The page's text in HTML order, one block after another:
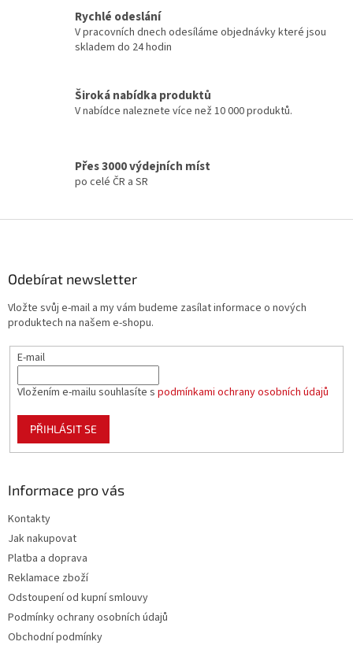
c
í
k
y
p
i
n
Rychlé odeslání
V pracovních dnech odesíláme objednávky které jsou
skladem do 24 hodin
Široká nabídka produktů
V nabídce naleznete více než 10 000 produktů.
Přes 3000 výdejních míst
po celé ČR a SR
Odebírat newsletter
Vložte svůj e-mail a my vám budeme zasílat informace o nových
produktech na našem e-shopu.
E-mail
Vložením e-mailu souhlasíte s podmínkami ochrany osobních údajů
PŘIHLÁSIT SE
Informace pro vás
Kontakty
Jak nakupovat
Platba a doprava
Reklamace zboží
Odstoupení od kupní smlouvy
Podmínky ochrany osobních údajů
Obchodní podmínky